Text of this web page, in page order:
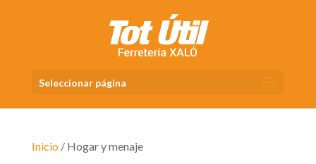
Seleccionar página
Inicio / Hogar y menaje